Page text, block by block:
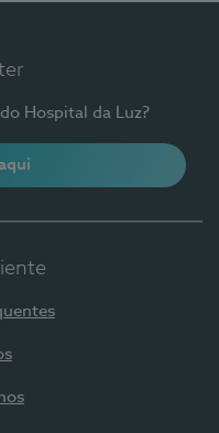
Hospital da Luz?